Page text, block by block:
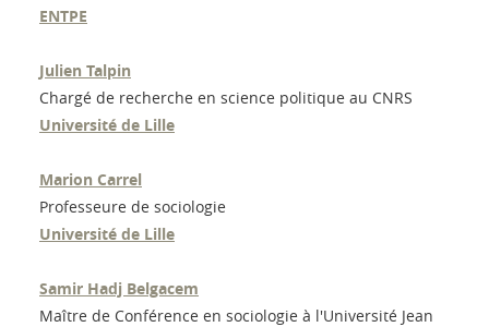
ENTPE
Julien Talpin
Chargé de recherche en science politique au CNRS
Université de Lille
Marion Carrel
Professeure de sociologie
Université de Lille
Samir Hadj Belgacem
Maître de Conférence en sociologie à l'Université Jean